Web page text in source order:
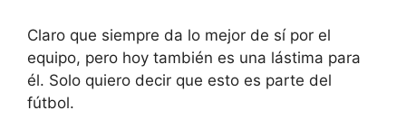
Claro que siempre da lo mejor de sí por el
equipo, pero hoy también es una lástima para
él. Solo quiero decir que esto es parte del
fútbol.